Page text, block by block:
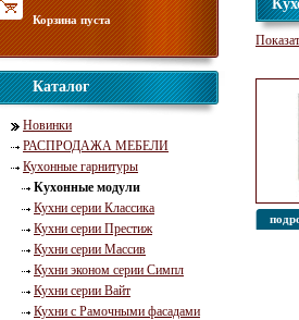
Корзина пуста
Каталог
Новинки
РАСПРОДАЖА МЕБЕЛИ
Кухонные гарнитуры
Кухонные модули
Кухни серии Классика
Кухни серии Престиж
Кухни серии Массив
Кухни эконом серии Симпл
Кухни серии Вайт
Кухни с Рамочными фасадами